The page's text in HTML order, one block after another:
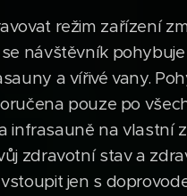
režim zařízení
návštěvník
a vířivé vany.
pouze po
infrasauně na vlastní
zdravotní stav a
jen s